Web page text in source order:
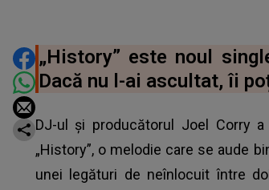
DISTRIBUIE ARTICOLUL
„History” este noul
Dacă nu l-ai ascultat, îi
DJ-ul și producătorul Joel Corry
„History”, o melodie care se aude
unei legături de neînlocuit între